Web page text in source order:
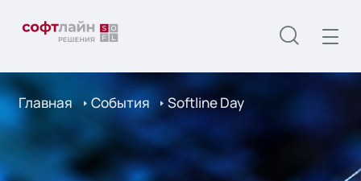
Главная События Softline Day